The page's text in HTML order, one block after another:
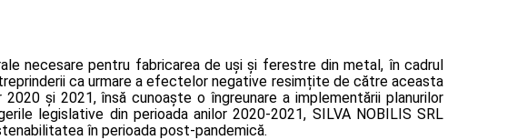
necesare pentru fabricarea de uși și ferestre din metal, în cadrul
ca urmare a efectelor negative resimțite de către aceasta
și 2021, însă cunoaște o îngreunare a implementării planurilor
legislative din perioada anilor 2020-2021, SILVA NOBILIS SRL
în perioada post-pandemică.